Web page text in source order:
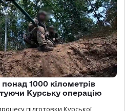
1000 кілометрів
Курську операцію